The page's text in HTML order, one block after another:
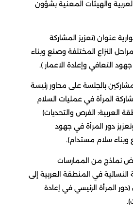
والهيئات المعنية بشؤون
عنوان (تعزيز المشاركة
النزاع المختلفة وصنع وبناء
التعافي وإعادة الاعمار ).
بالجلسة على محاور رئيسة
المرأة في عمليات السلام
العربية: الفرص والتحديات)
دور المرأة في جهود
سلام مستدام).
نماذج من الممارسات
النسائية في المنطقة العربية إلى
المرأة الرئيسي في إعادة